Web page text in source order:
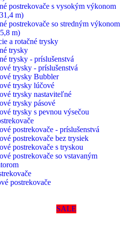
postrekovače s vysokým výkonom
m)
postrekovače so stredným výkonom
m)
a rotačné trysky
trysky
trysky - príslušenstvá
trysky - príslušenstvá
trysky Bubbler
trysky lúčové
trysky nastaviteľné
trysky pásové
trysky s pevnou výsečou
postrekovače - príslušenstvá
postrekovače bez trysiek
postrekovače s tryskou
postrekovače so vstavaným
postrekovače
SALE